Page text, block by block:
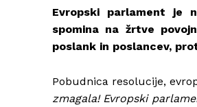
Evropski parlament je
spomina na žrtve
poslank in poslancev,
Pobudnica resolucije,
zmagala! Evropski